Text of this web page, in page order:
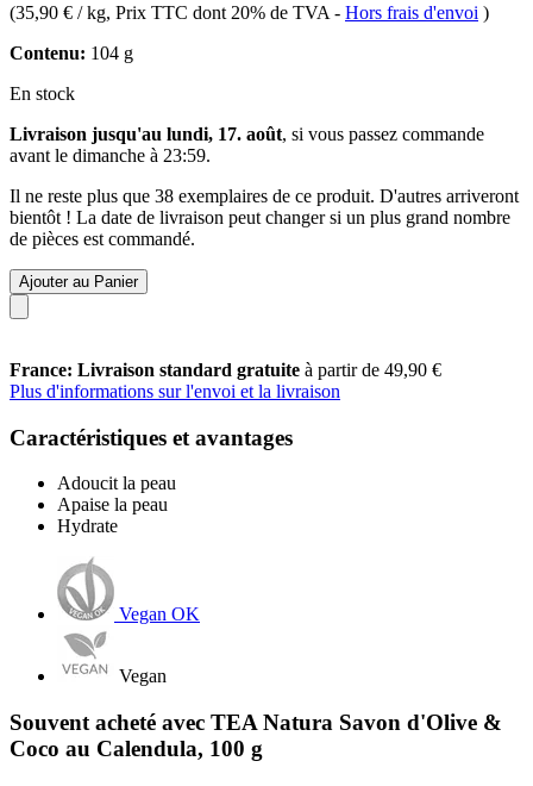
(35,90 € / kg, Prix TTC dont 20% de TVA - Hors frais d'envoi )
Contenu: 104 g
En stock
Livraison jusqu'au lundi, 17. août, si vous passez commande
avant le dimanche à 23:59.
Il ne reste plus que 38 exemplaires de ce produit. D'autres arriveront
bientôt ! La date de livraison peut changer si un plus grand nombre
de pièces est commandé.
Ajouter au Panier
France: Livraison standard gratuite à partir de 49,90 €
Plus d'informations sur l'envoi et la livraison
Caractéristiques et avantages
Adoucit la peau
Apaise la peau
Hydrate
Vegan OK
Vegan
Souvent acheté avec TEA Natura Savon d'Olive &
Coco au Calendula, 100 g